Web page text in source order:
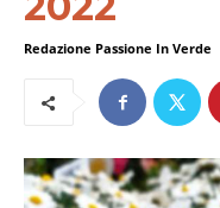
Redazione Passione In Verde